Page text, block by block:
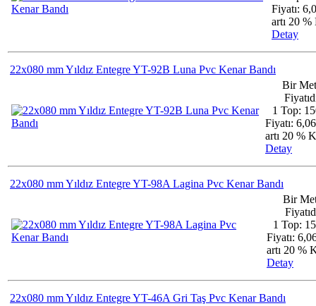
Fiyatı:
artı 20
Detay
22x080 mm Yıldız Entegre YT-92B Luna Pvc Kenar Bandı
Bir
1 Top:
Fiyatı:
artı 20 %
Detay
22x080 mm Yıldız Entegre YT-98A Lagina Pvc Kenar Bandı
Bir
1 Top:
Fiyatı:
artı 20 %
Detay
22x080 mm Yıldız Entegre YT-46A Gri Taş Pvc Kenar Bandı